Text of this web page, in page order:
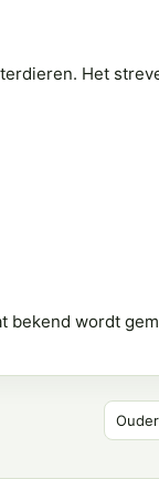
Het
bekend wordt